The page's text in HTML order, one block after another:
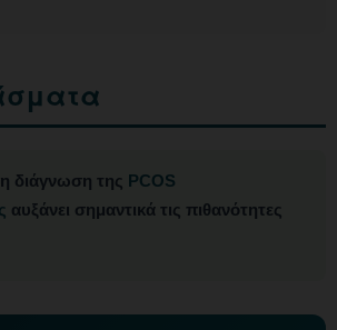
διάγνωση της PCOS
αυξάνει σημαντικά τις πιθανότητες